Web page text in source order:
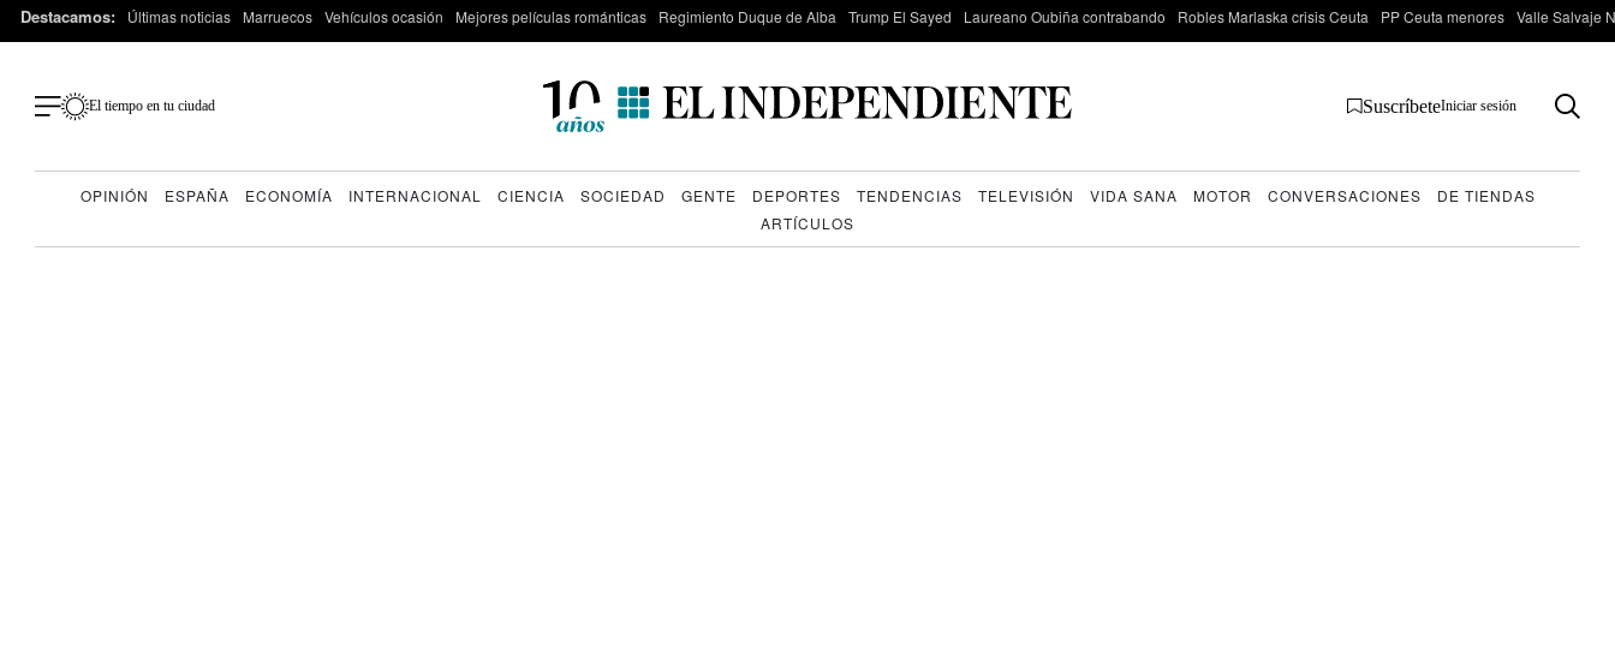
Destacamos: Últimas noticias Marruecos Vehículos ocasión Mejores películas románticas Regimiento Duque de Alba Trump El Sayed Laureano Oubiña contrabando Robles Marlaska crisis Ceuta PP Ceuta menores Valle Salvaje
El tiempo en tu ciudad SuscríbeteIniciar sesión
OPINIÓN ESPAÑA ECONOMÍA INTERNACIONAL CIENCIA SOCIEDAD GENTE DEPORTES TENDENCIAS TELEVISIÓN VIDA SANA MOTOR CONVERSACIONES
DE TIENDAS
ARTÍCULOS